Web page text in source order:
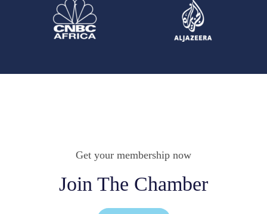
Get your membership now
Join The Chamber